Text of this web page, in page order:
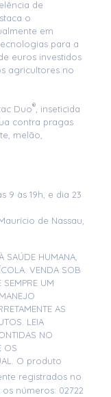
de
o
em
para a
euros investidos
agricultores no
Duo®, inseticida
contra pragas
melão,
9 às 19h, e dia 23
de Nassau,
SAÚDE HUMANA,
VENDA SOB
UM
AS
LEIA
NO
OS
O produto
registrados no
números: 02722